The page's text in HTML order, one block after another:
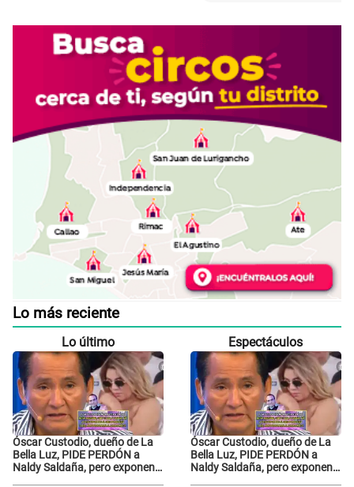
Lo más reciente
Lo último
Óscar Custodio, dueño de La
Bella Luz, PIDE PERDÓN a
Naldy Saldaña, pero exponen
Espectáculos
Óscar Custodio, dueño de La
Bella Luz, PIDE PERDÓN a
Naldy Saldaña, pero exponen